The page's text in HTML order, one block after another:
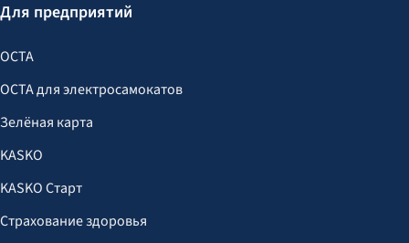
Для предприятий
OCTA
OCTA для электросамокатов
Зелёная карта
KASKO
KASKO Старт
Страхование здоровья